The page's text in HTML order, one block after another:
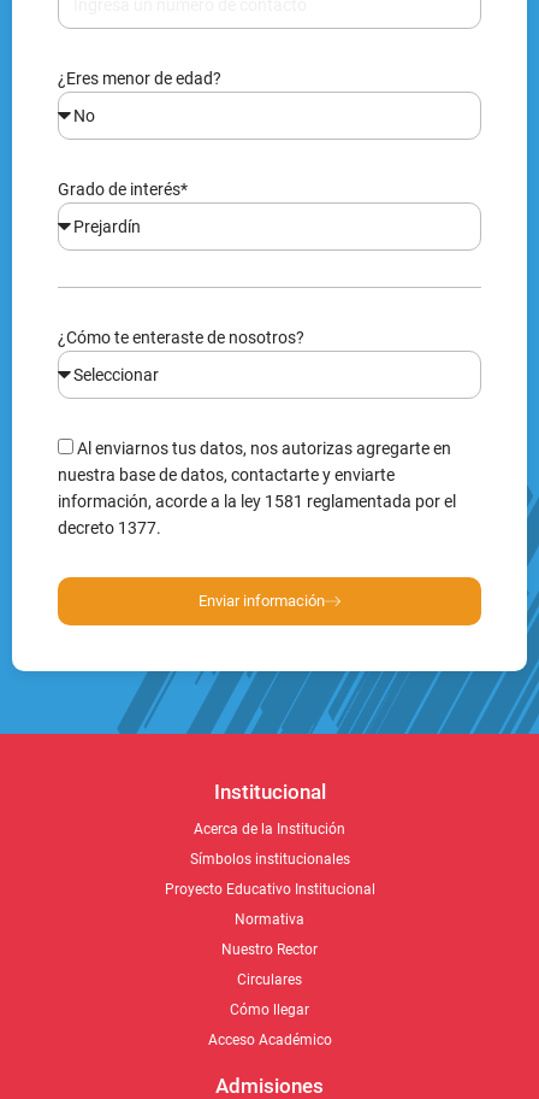
¿Eres menor de edad?
Grado de interés*
¿Cómo te enteraste de nosotros?
Al enviarnos tus datos, nos autorizas agregarte en
nuestra base de datos, contactarte y enviarte
información, acorde a la ley 1581 reglamentada por el
decreto 1377.
Enviar información
Institucional
Acerca de la Institución
Símbolos institucionales
Proyecto Educativo Institucional
Normativa
Nuestro Rector
Circulares
Cómo llegar
Acceso Académico
Admisiones